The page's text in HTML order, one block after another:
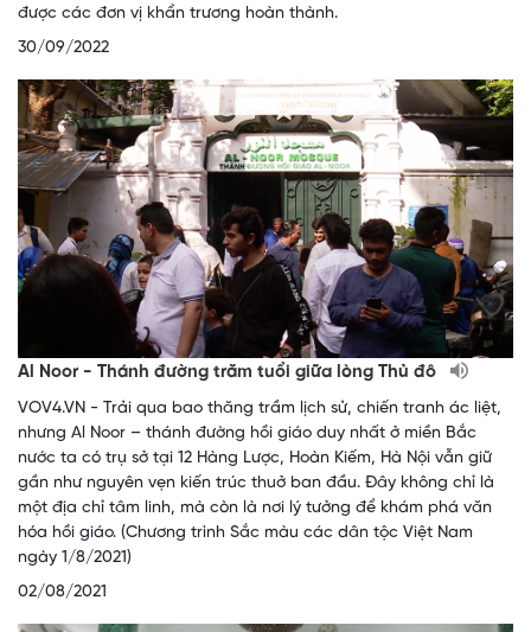
được các đơn vị khẩn trương hoàn thành.
30/09/2022
Al Noor - Thánh đường trăm tuổi giữa lòng Thủ đô
VOV4.VN - Trải qua bao thăng trầm lịch sử, chiến tranh ác liệt,
nhưng Al Noor – thánh đường hồi giáo duy nhất ở miền Bắc
nước ta có trụ sở tại 12 Hàng Lược, Hoàn Kiếm, Hà Nội vẫn giữ
gần như nguyên vẹn kiến trúc thuở ban đầu. Đây không chỉ là
một địa chỉ tâm linh, mà còn là nơi lý tưởng để khám phá văn
hóa hồi giáo. (Chương trình Sắc màu các dân tộc Việt Nam
ngày 1/8/2021)
02/08/2021